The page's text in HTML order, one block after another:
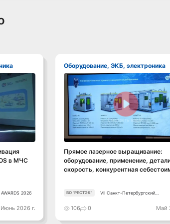
в МЧС
2026
Июнь 2026 г.
Оборудование, ЭКБ, электроника
Смотреть видео
Прямое лазерное выращивание:
оборудование, применение,
скорость, конкурентная
ВО "РЕСТЭК"
VII Санкт-Петербургский
106 0 Май